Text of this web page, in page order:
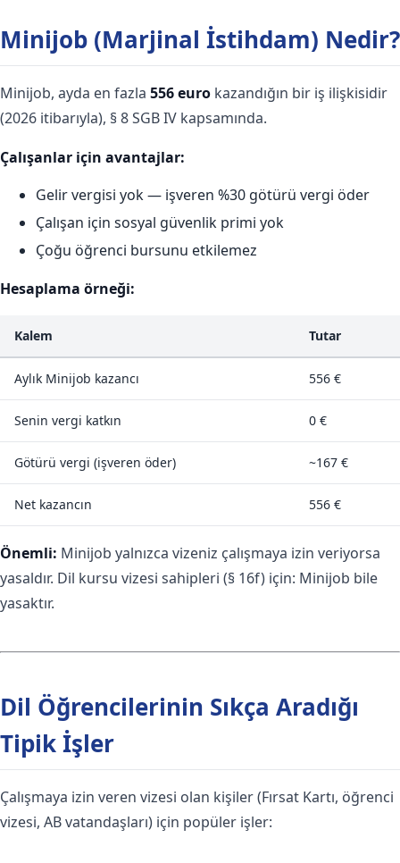
Minijob (Marjinal İstihdam) Nedir?
Minijob, ayda en fazla 556 euro kazandığın bir iş ilişkisidir
(2026 itibarıyla), § 8 SGB IV kapsamında.
Çalışanlar için avantajlar:
Gelir vergisi yok — işveren %30 götürü vergi öder
Çalışan için sosyal güvenlik primi yok
Çoğu öğrenci bursunu etkilemez
Hesaplama örneği:
Kalem Tutar
Aylık Minijob kazancı 556 €
Senin vergi katkın 0 €
Götürü vergi (işveren öder) ~167 €
Net kazancın 556 €
Önemli: Minijob yalnızca vizeniz çalışmaya izin veriyorsa
yasaldır. Dil kursu vizesi sahipleri (§ 16f) için: Minijob bile
yasaktır.
Dil Öğrencilerinin Sıkça Aradığı
Tipik İşler
Çalışmaya izin veren vizesi olan kişiler (Fırsat Kartı, öğrenci
vizesi, AB vatandaşları) için popüler işler: